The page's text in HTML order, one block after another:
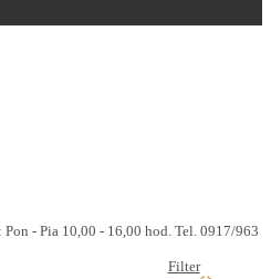
- Pia 10,00 - 16,00 hod. Tel. 0917/963
Filter